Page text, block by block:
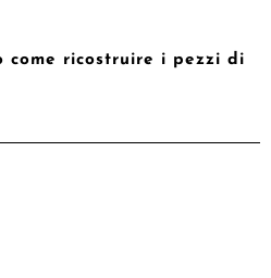
come ricostruire i pezzi di